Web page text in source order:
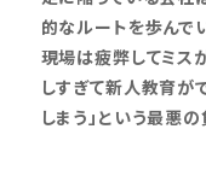
的なルートを歩んで
現場は疲弊してミス
しすぎて新人教育が
しまう」という最悪